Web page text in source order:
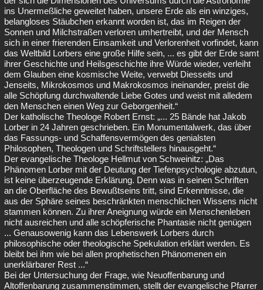
ins Unermeßliche geweitet haben, unsere Erde als ein winziges,
belangloses Stäubchen erkannt worden ist, das im Reigen der
Sonnen und Milchstraßen verloren umhertreibt, und der Mensch
sich in einer frierenden Einsamkeit und Verlorenheit vorfindet, kann
das Weltbild Lorbers eine große Hilfe sein, ... es gibt der Erde samt
ihrer Geschichte und Heilsgeschichte ihre Würde wieder, verleiht
dem Glauben eine kosmische Weite, verwebt Diesseits und
Jenseits, Mikrokosmos und Makrokosmos ineinander, preist die
alle Schöpfung durchwaltende Liebe Gotes und weist mit alledem
den Menschen einen Weg zur Geborgenheit.“
Der katholische Theologe Robert Ernst: „... 25 Bände hat Jakob
Lorber in 24 Jahren geschrieben. Ein Monumentalwerk, das über
das Fassungs- und Schaffensvermögen des genialsten
Philosophen, Theologen und Schriftstellers hinausgeht.“
Der evangelische Theologe Hellmut von Schweinitz: „Das
Phänomen Lorber mit der Deutung der Tiefenpsychologie abzutun,
ist keine überzeugende Erklärung. Denn was in seinen Schriften
an die Oberfläche des Bewußtseins tritt, sind Erkenntnisse, die
aus der Sphäre seines beschränkten menschlichen Wissens nicht
stammen können. Zu ihrer Aneignung würde ein Menschenleben
nicht ausreichen und alle schöpferische Phantasie nicht genügen
... Genausowenig kann das Lebenswerk Lorbers durch
philosophische oder theologische Spekulation erklärt werden. Es
bleibt bei ihm wie bei allen prophetischen Phänomenen ein
unerklärbarer Rest ...“
Bei der Untersuchung der Frage, wie Neuoffenbarung und
Altoffenbarung zusammenstimmen, stellt der evangelische Pfarrer